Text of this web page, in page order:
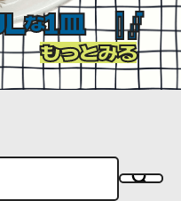
な1皿
もっとみる